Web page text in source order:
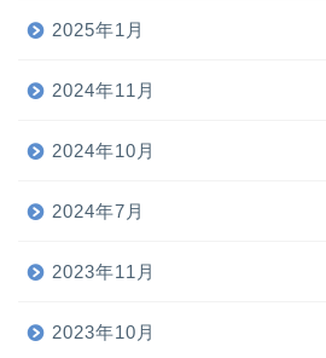
2025年1月
2024年11月
2024年10月
2024年7月
2023年11月
2023年10月